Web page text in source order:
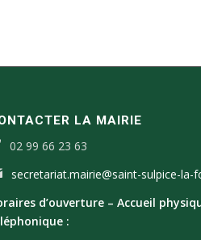
LA MAIRIE
02 99 66 23 63
secretariat.mairie@saint-sulpice-la-
d’ouverture – Accueil
: